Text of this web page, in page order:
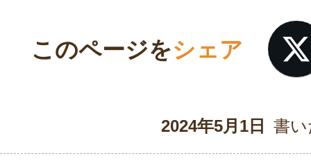
このページをシェア
2024年5月1日 書